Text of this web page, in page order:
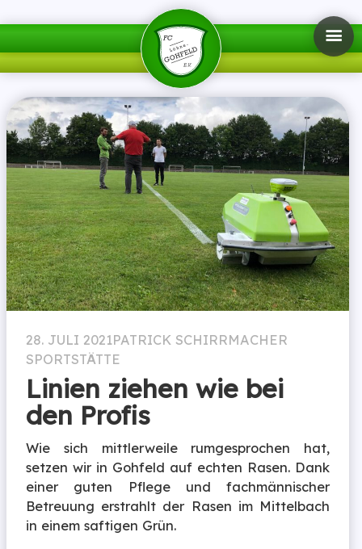
28. JULI 2021PATRICK SCHIRRMACHER
SPORTSTÄTTE
Linien ziehen wie bei
den Profis
Wie sich mittlerweile rumgesprochen hat,
setzen wir in Gohfeld auf echten Rasen. Dank
einer guten Pflege und fachmännischer
Betreuung erstrahlt der Rasen im Mittelbach
in einem saftigen Grün.